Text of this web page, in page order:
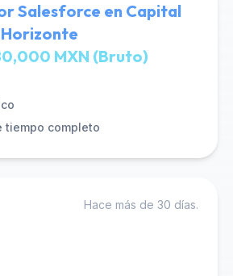
Salesforce en Capital
MXN (Bruto)
tiempo completo
Hace más de 30 días.